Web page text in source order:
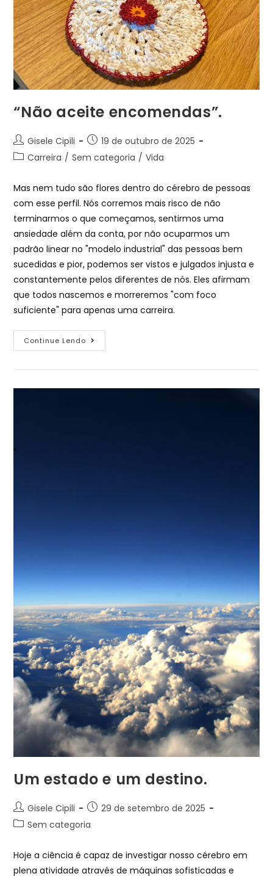
“Não aceite encomendas”.
Gisele Cipili
19 de outubro de 2025
Carreira / Sem categoria / Vida
Mas nem tudo são flores dentro do cérebro de pessoas
com esse perfil. Nós corremos mais risco de não
terminarmos o que começamos, sentirmos uma
ansiedade além da conta, por não ocuparmos um
padrão linear no "modelo industrial" das pessoas bem
sucedidas e pior, podemos ser vistos e julgados injusta e
constantemente pelos diferentes de nós. Eles afirmam
que todos nascemos e morreremos "com foco
suficiente" para apenas uma carreira.
Continue Lendo
Um estado e um destino.
Gisele Cipili
29 de setembro de 2025
Sem categoria
Hoje a ciência é capaz de investigar nosso cérebro em
plena atividade através de máquinas sofisticadas e